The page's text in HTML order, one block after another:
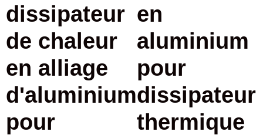
dissipateur
de chaleur
en alliage
d'aluminium
pour
en
aluminium
pour
dissipateur
thermique